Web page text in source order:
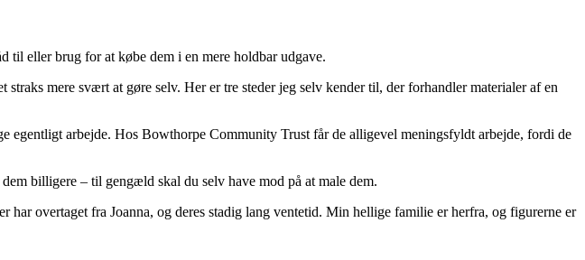
til eller brug for at købe dem i en mere holdbar udgave.
mere svært at gøre selv. Her er tre steder jeg selv kender til, der forhandler materialer af en
egentligt arbejde. Hos Bowthorpe Community Trust får de alligevel meningsfyldt arbejde, fordi de
billigere – til gengæld skal du selv have mod på at male dem.
overtaget fra Joanna, og deres stadig lang ventetid. Min hellige familie er herfra, og figurerne er